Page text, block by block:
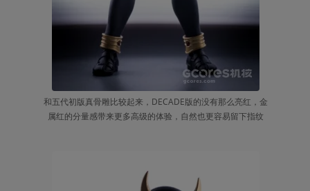
和五代初版真骨雕比较起来，DECADE版的没有那么亮红，金
属红的分量感带来更多高级的体验，自然也更容易留下指纹